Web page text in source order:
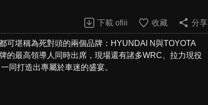
下載 ofiii 收藏 分享
可堪稱為死對頭的兩個品牌：HYUNDAI N與TOYOTA
的最高領導人同時出席，現場還有諸多WRC、拉力現役
同打造出專屬於車迷的盛宴。